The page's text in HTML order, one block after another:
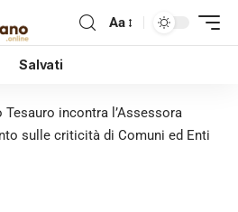
Aa
Salvati
Tesauro incontra l’Assessora
sulle criticità di Comuni ed Enti